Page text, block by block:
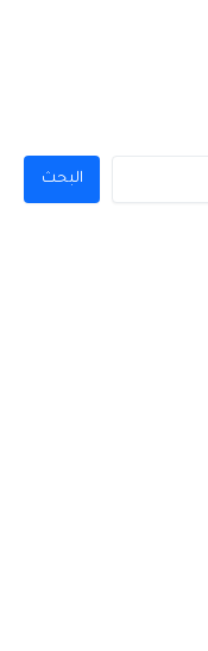
البحث